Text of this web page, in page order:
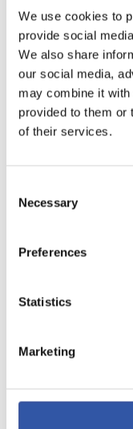
We use cookies to
provide social
We also share
our social media,
may combine it with
provided to them or
of their services.
Selection
Necessary
Preferences
Statistics
Marketing
FINALIZADO